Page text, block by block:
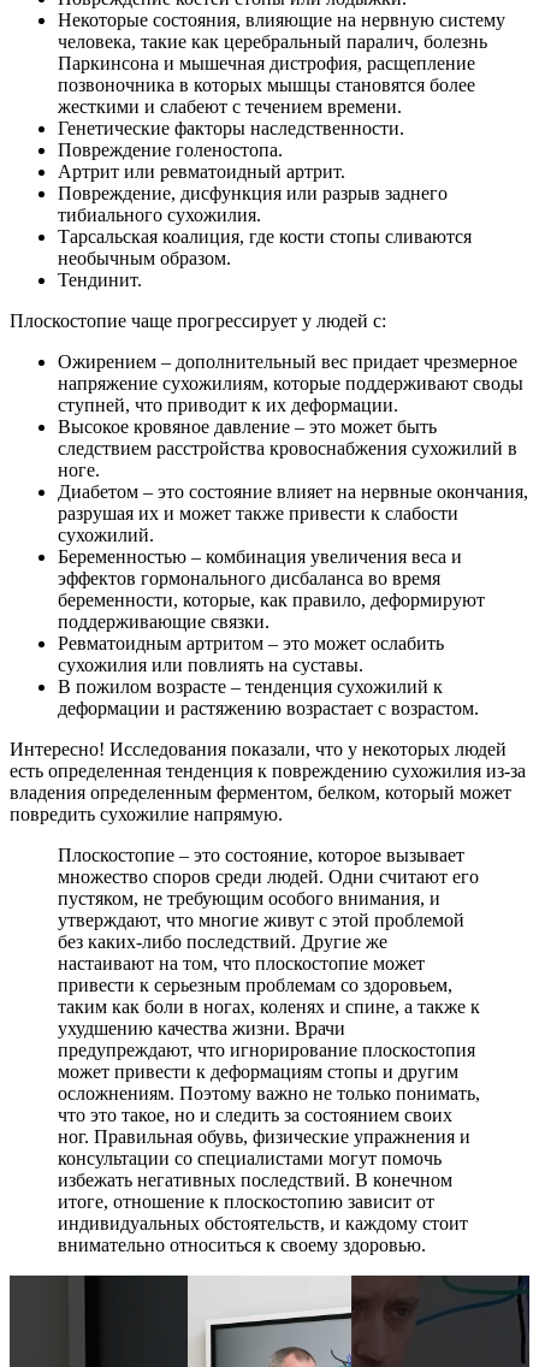
Некоторые состояния, влияющие на нервную систему
человека, такие как церебральный паралич, болезнь
Паркинсона и мышечная дистрофия, расщепление
позвоночника в которых мышцы становятся более
жесткими и слабеют с течением времени.
Генетические факторы наследственности.
Повреждение голеностопа.
Артрит или ревматоидный артрит.
Повреждение, дисфункция или разрыв заднего
тибиального сухожилия.
Тарсальская коалиция, где кости стопы сливаются
необычным образом.
Тендинит.
Плоскостопие чаще прогрессирует у людей с:
Ожирением – дополнительный вес придает чрезмерное
напряжение сухожилиям, которые поддерживают своды
ступней, что приводит к их деформации.
Высокое кровяное давление – это может быть
следствием расстройства кровоснабжения сухожилий в
ноге.
Диабетом – это состояние влияет на нервные окончания,
разрушая их и может также привести к слабости
сухожилий.
Беременностью – комбинация увеличения веса и
эффектов гормонального дисбаланса во время
беременности, которые, как правило, деформируют
поддерживающие связки.
Ревматоидным артритом – это может ослабить
сухожилия или повлиять на суставы.
В пожилом возрасте – тенденция сухожилий к
деформации и растяжению возрастает с возрастом.
Интересно! Исследования показали, что у некоторых людей
есть определенная тенденция к повреждению сухожилия из-за
владения определенным ферментом, белком, который может
повредить сухожилие напрямую.
Плоскостопие – это состояние, которое вызывает
множество споров среди людей. Одни считают его
пустяком, не требующим особого внимания, и
утверждают, что многие живут с этой проблемой
без каких-либо последствий. Другие же
настаивают на том, что плоскостопие может
привести к серьезным проблемам со здоровьем,
таким как боли в ногах, коленях и спине, а также к
ухудшению качества жизни. Врачи
предупреждают, что игнорирование плоскостопия
может привести к деформациям стопы и другим
осложнениям. Поэтому важно не только понимать,
что это такое, но и следить за состоянием своих
ног. Правильная обувь, физические упражнения и
консультации со специалистами могут помочь
избежать негативных последствий. В конечном
итоге, отношение к плоскостопию зависит от
индивидуальных обстоятельств, и каждому стоит
внимательно относиться к своему здоровью.